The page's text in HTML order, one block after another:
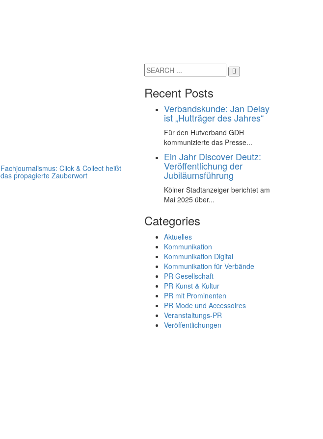
Fachjournalismus: Click & Collect heißt
das propagierte Zauberwort
Recent Posts
Verbandskunde: Jan Delay
ist „Hutträger des Jahres“
Für den Hutverband GDH
kommunizierte das Presse...
Ein Jahr Discover Deutz:
Veröffentlichung der
Jubiläumsführung
Kölner Stadtanzeiger berichtet am
Mai 2025 über...
Categories
Aktuelles
Kommunikation
Kommunikation Digital
Kommunikation für Verbände
PR Gesellschaft
PR Kunst & Kultur
PR mit Prominenten
PR Mode und Accessoires
Veranstaltungs-PR
Veröffentlichungen